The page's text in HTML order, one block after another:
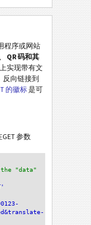
程序或网站
QR 码和其
实现带有文
反向链接到
的徽标是可
参数
"data"